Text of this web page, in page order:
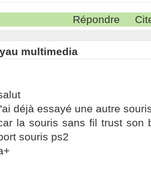
Répondre
multimedia
déjà essayé une autre
la souris sans fil trust son
souris ps2